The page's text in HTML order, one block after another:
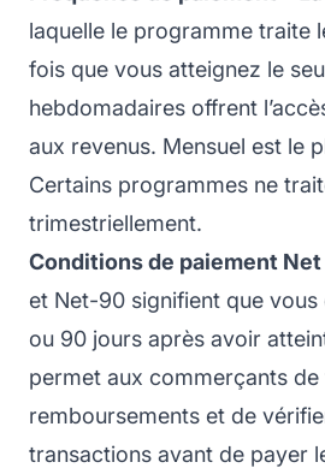
laquelle le programme traite
fois que vous atteignez le
hebdomadaires offrent
aux revenus. Mensuel est le
Certains programmes ne
trimestriellement.
Conditions de paiement Net
et Net-90 signifient que
ou 90 jours après avoir
permet aux commerçants
remboursements et de
transactions avant de payer